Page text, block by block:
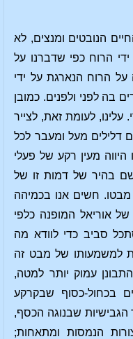
הנובטים ומנצים, לא
הרוח כפי שדברנו על
הרוח הנארגת על ידי
בה לפני ולפנים. כמובן
לעומת זאת, לצייר
דלילים מעל ומעבר לכל
היווה מעין רקע של פעלי
בהיר של דמות זו של
מבטו. חשים אנו בכמיהה
אוריאל המופנה כלפי
סביב כדי לוודא מה
למשמעותו של מבט זה
עמוק יותר למטה,
בכחול-כסוף שבקרקע
הגבישיות שבנוגה הכסף,
הנמסות ומתאחות;